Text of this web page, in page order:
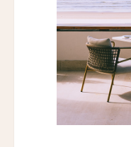
ロメオ・ローマ
ROMEO Roma
ザ・ゲーテ・ホテル
The Goethe Hotel
パーム・スイート